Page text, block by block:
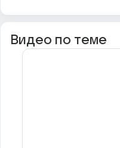
Видео по теме